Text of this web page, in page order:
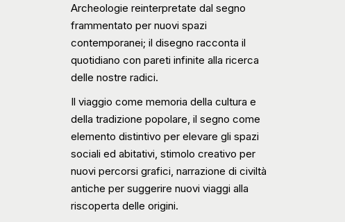
Archeologie reinterpretate dal segno
frammentato per nuovi spazi
contemporanei; il disegno racconta il
quotidiano con pareti infinite alla ricerca
delle nostre radici.
Il viaggio come memoria della cultura e
della tradizione popolare, il segno come
elemento distintivo per elevare gli spazi
sociali ed abitativi, stimolo creativo per
nuovi percorsi grafici, narrazione di civiltà
antiche per suggerire nuovi viaggi alla
riscoperta delle origini.